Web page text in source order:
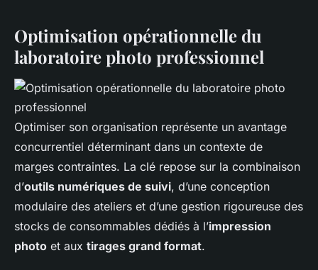
Optimisation opérationnelle du
laboratoire photo professionnel
Optimiser son organisation représente un avantage
concurrentiel déterminant dans un contexte de
marges contraintes. La clé repose sur la combinaison
d’outils numériques de suivi, d’une conception
modulaire des ateliers et d’une gestion rigoureuse des
stocks de consommables dédiés à l’impression
photo et aux tirages grand format.